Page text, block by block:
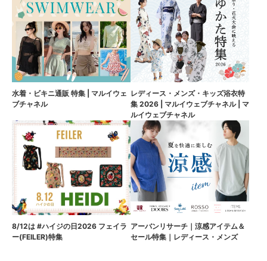
水着・ビキニ通販 特集 | マルイウェ
ブチャネル
レディース・メンズ・キッズ浴衣特
集 2026 | マルイウェブチャネル | マ
ルイウェブチャネル
8/12は #ハイジの日2026 フェイラ
ー(FEILER)特集
アーバンリサーチ｜涼感アイテム＆
セール特集｜レディース・メンズ